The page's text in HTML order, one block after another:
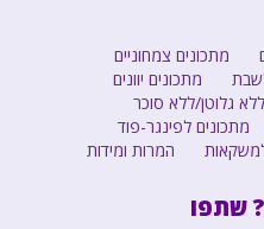
מתכונים צמחוניים
מתכונים יוונים
גלוטן/ללא סוכר
מתכונים לפינגר-פוד
המרות ומידות
שתפו